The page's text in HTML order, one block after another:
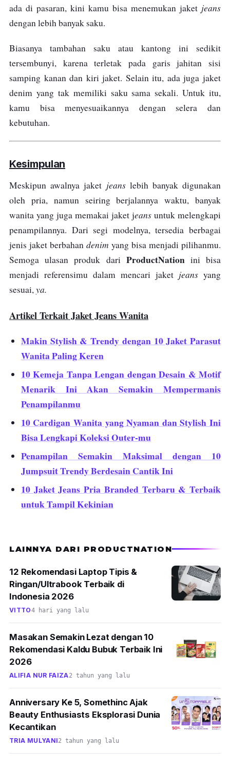
ada di pasaran, kini kamu bisa menemukan jaket jeans
dengan lebih banyak saku.
Biasanya tambahan saku atau kantong ini sedikit
tersembunyi, karena terletak pada garis jahitan sisi
samping kanan dan kiri jaket. Selain itu, ada juga jaket
denim yang tak memiliki saku sama sekali. Untuk itu,
kamu bisa menyesuaikannya dengan selera dan
kebutuhan.
Kesimpulan
Meskipun awalnya jaket jeanslebih banyak digunakan
oleh pria, namun seiring berjalannya waktu, banyak
wanita yang juga memakai jaket jeans untuk melengkapi
penampilannya. Dari segi modelnya, tersedia berbagai
jenis jaket berbahan denim yang bisa menjadi pilihanmu.
Semoga ulasan produk dari ProductNation ini bisa
menjadi referensimu dalam mencari jaket jeans yang
sesuai, ya.
Artikel Terkait Jaket Jeans Wanita
Makin Stylish & Trendy dengan 10 Jaket Parasut
Wanita Paling Keren
10 Kemeja Tanpa Lengan dengan Desain & Motif
Menarik Ini Akan Semakin Mempermanis
Penampilanmu
10 Cardigan Wanita yang Nyaman dan Stylish Ini
Bisa Lengkapi Koleksi Outer-mu
Penampilan Semakin Maksimal dengan 10
Jumpsuit Trendy Berdesain Cantik Ini
10 Jaket Jeans Pria Branded Terbaru & Terbaik
untuk Tampil Kekinian
LAINNYA DARI PRODUCTNATION
12 Rekomendasi Laptop Tipis &
Ringan/Ultrabook Terbaik di
Indonesia 2026
VITTO4 hari yang lalu
Masakan Semakin Lezat dengan 10
Rekomendasi Kaldu Bubuk Terbaik Ini
2026
ALIFIA NUR FAIZA2 tahun yang lalu
Anniversary Ke 5, Somethinc Ajak
Beauty Enthusiasts Eksplorasi Dunia
Kecantikan
TRIA MULYANI2 tahun yang lalu